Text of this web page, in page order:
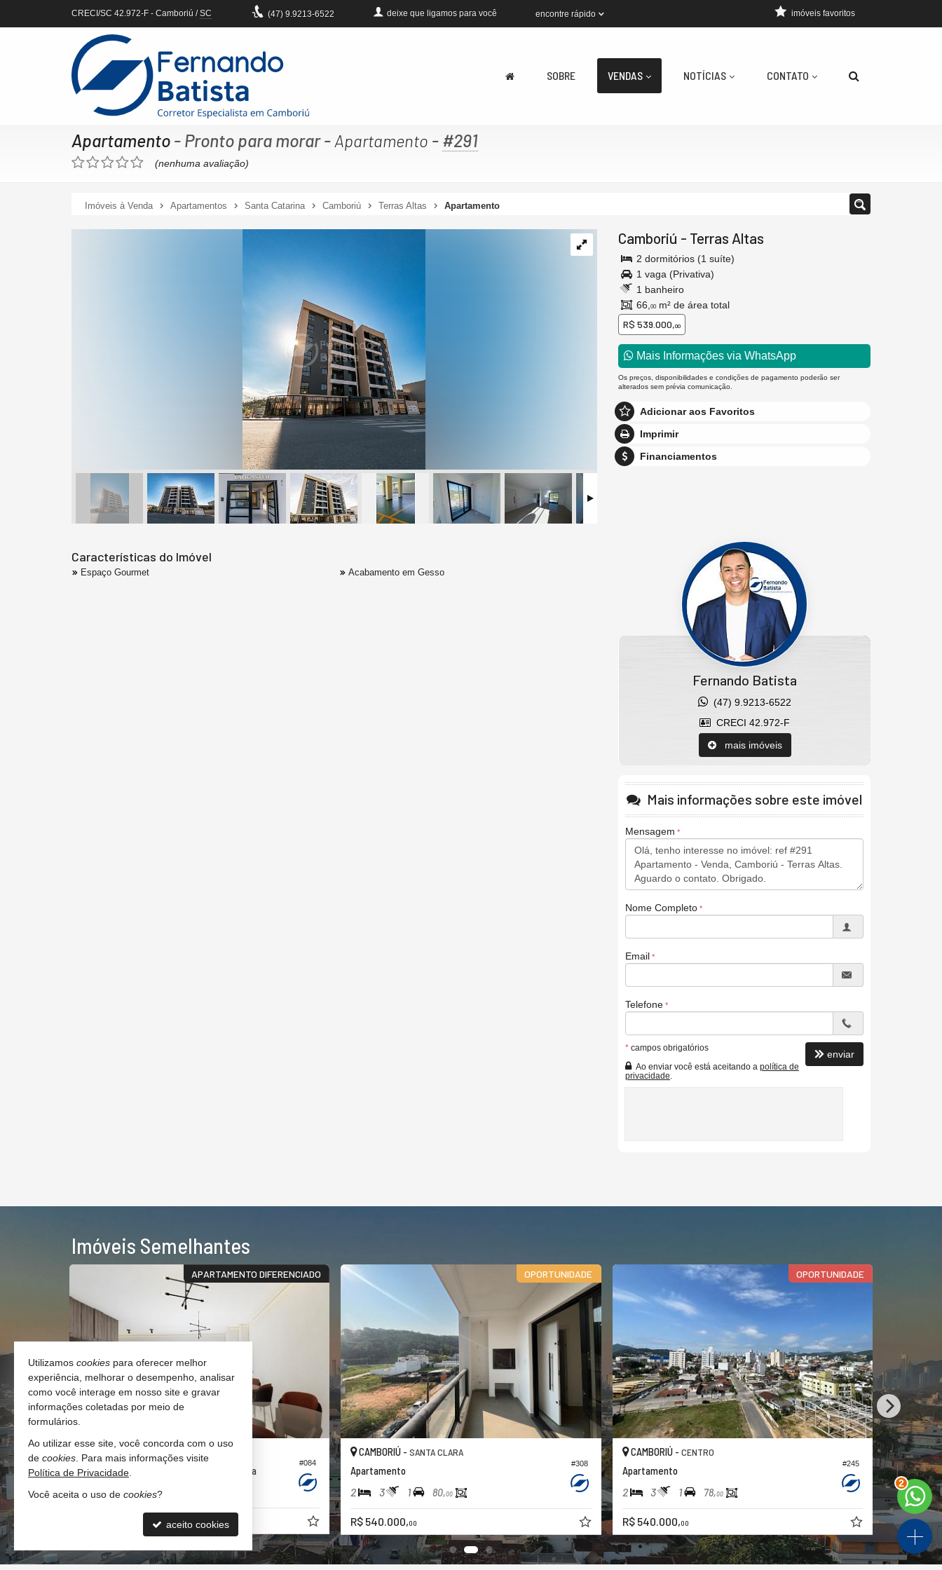
CRECI/SC 42.972-F - Camboriú /SC (47) 9.9213-6522 deixe que ligamos para você encontre rápido imóveis favoritos
SOBRE VENDAS NOTÍCIAS CONTATO
Apartamento - Pronto para morar- Apartamento - #291
(nenhuma avaliação)
Imóveis à Venda Apartamentos Santa Catarina Camboriú Terras Altas Apartamento
Camboriú - Terras Altas
2 dormitórios (1 suíte)
1 vaga (Privativa)
1 banheiro
66, 00 m² de área total
R$ 539.000,00
Mais Informações via WhatsApp
Os preços, disponibilidades e condições de pagamento poderão ser
alterados sem prévia comunicação.
Adicionar aos Favoritos
Imprimir
Financiamentos
Características do Imóvel
Espaço Gourmet Acabamento em Gesso
Fernando Batista
(47) 9.9213-6522
CRECI 42.972-F
mais imóveis
Mais informações sobre este imóvel
Mensagem
Nome Completo
Email
Telefone
* campos obrigatórios
Ao enviar você está aceitando a política de
privacidade
enviar
Imóveis Semelhantes
#300
APARTAMENTO DIFERENCIADO
#084
CAMBORIÚ -SÃO FRANCISCO DE ASSIS
Apartamento no Residencial Solar Toscana
2 3 1 69,
R$ 539.900,00
OPORTUNIDADE
#308
CAMBORIÚ -SANTA CLARA
Apartamento
2 3 1 80,00
R$ 540.000,00
OPORTUNIDADE
#245
CAMBORIÚ - CENTRO
Apartamento
2 3 1 78,00
R$ 540.000,00
2 1
a partir de
2
Utilizamos cookies para oferecer melhor
experiência, melhorar o desempenho, analisar
como você interage em nosso site e gravar
informações coletadas por meio de
formulários.
Ao utilizar esse site, você concorda com o uso
de cookies . Para mais informações visite
Política de Privacidade
Você aceita o uso de cookies?
aceito cookies